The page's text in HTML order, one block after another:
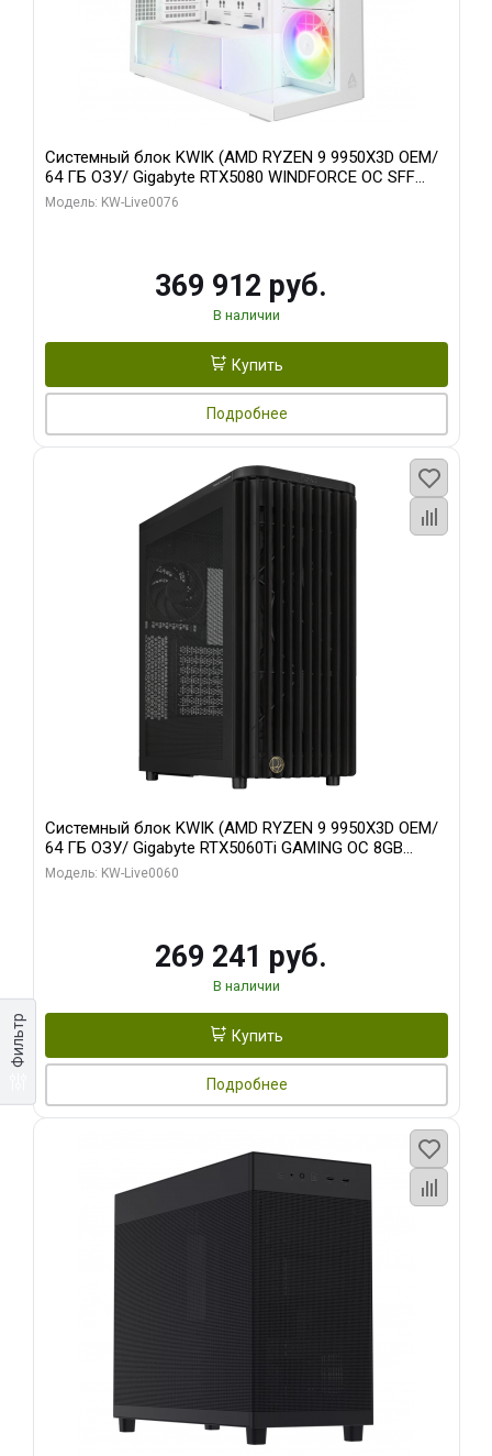
Фильтр
Системный блок KWIK (AMD RYZEN 9 9950X3D OEM/
64 ГБ ОЗУ/ Gigabyte RTX5080 WINDFORCE OC SFF
16GB GDDR7 256bit / 960 ГБ SSD)
Модель: KW-Live0076
369 912 руб.
В наличии
Купить
Подробнее
Системный блок KWIK (AMD RYZEN 9 9950X3D OEM/
64 ГБ ОЗУ/ Gigabyte RTX5060Ti GAMING OC 8GB
GDDR7 128bit 3xDP H/ 1 ТБ SSD)
Модель: KW-Live0060
269 241 руб.
В наличии
Купить
Подробнее